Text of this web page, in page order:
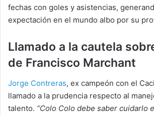
fechas con goles y asistencias,
expectación en el mundo albo por su
Llamado a la cautela
de Francisco Marchant
Jorge Contreras, ex campeón con el
llamado a la prudencia respecto al
talento. “Colo Colo debe saber cuidarlo